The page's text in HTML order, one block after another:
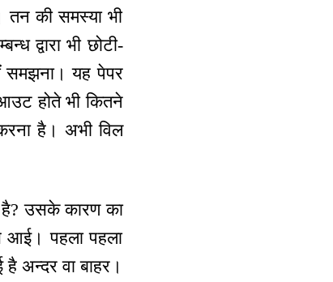
तन की समस्या भी
द्वारा भी छोटी-
समझना। यह पेपर
होते भी कितने
है। अभी विल
है? उसके कारण का
आई। पहला पहला
अन्दर वा बाहर।